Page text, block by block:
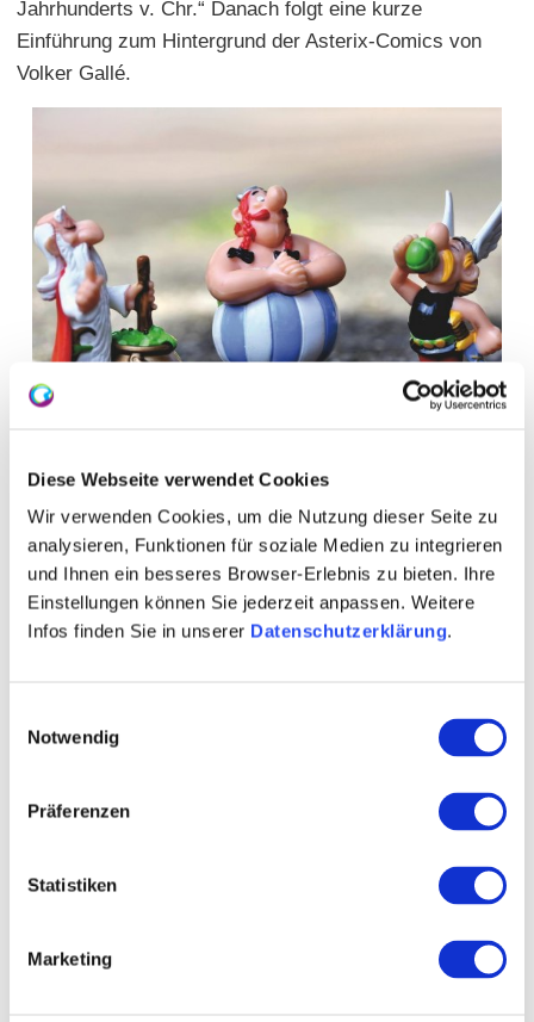
Diese Webseite verwendet Cookies
Wir verwenden Cookies, um die Nutzung dieser Seite zu
analysieren, Funktionen für soziale Medien zu integrieren
und Ihnen ein besseres Browser-Erlebnis zu bieten. Ihre
Einstellungen können Sie jederzeit anpassen. Weitere
Infos finden Sie in unserer Datenschutzerklärung.
Notwendig
Präferenzen
Statistiken
Marketing
Jahrhunderts v. Chr.“ Danach folgt eine kurze
Einführung zum Hintergrund der Asterix-Comics von
Volker Gallé.
WEITERE TERMINE
VERANSTALTUNGSORT
WEITERE INFOS & DOWNLOADS